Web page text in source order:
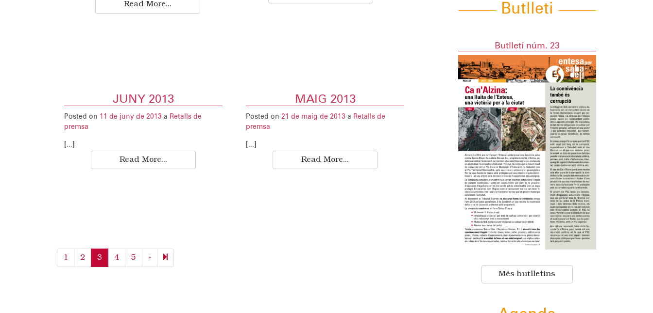
Read More...
JUNY 2013
Posted on 11 de juny de 2013 a Retalls de
premsa
[...]
Read More...
MAIG 2013
Posted on 21 de maig de 2013 a Retalls de
premsa
[...]
Read More...
1 2 3 4 5 » Next
page
Butlleti
Butlletí núm. 23
Més butlletins